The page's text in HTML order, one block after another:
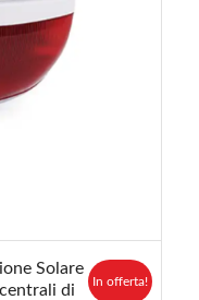
Solare
di
In offerta!